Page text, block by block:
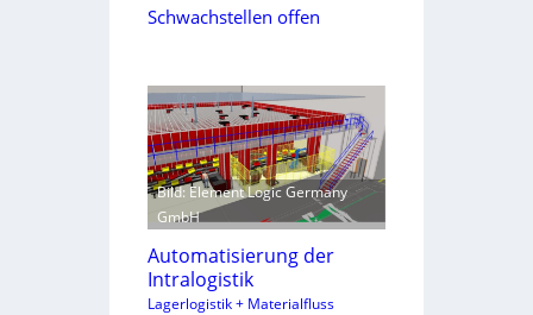
Schwachstellen offen
Bild: Element Logic Germany
GmbH
Automatisierung der
Intralogistik
Lagerlogistik + Materialfluss